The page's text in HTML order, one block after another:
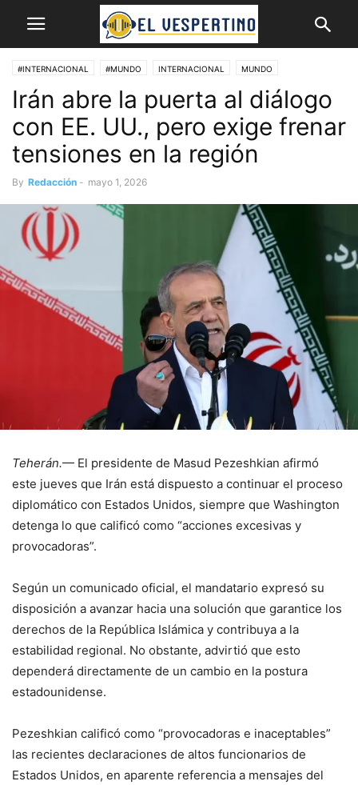
#INTERNACIONAL #MUNDO INTERNACIONAL MUNDO
Irán abre la puerta al diálogo
con EE. UU., pero exige frenar
tensiones en la región
By Redacción - mayo 1, 2026
Teherán.— El presidente de Masud Pezeshkian afirmó
este jueves que Irán está dispuesto a continuar el proceso
diplomático con Estados Unidos, siempre que Washington
detenga lo que calificó como “acciones excesivas y
provocadoras”.
Según un comunicado oficial, el mandatario expresó su
disposición a avanzar hacia una solución que garantice los
derechos de la República Islámica y contribuya a la
estabilidad regional. No obstante, advirtió que esto
dependerá directamente de un cambio en la postura
estadounidense.
Pezeshkian calificó como “provocadoras e inaceptables”
las recientes declaraciones de altos funcionarios de
Estados Unidos, en aparente referencia a mensajes del